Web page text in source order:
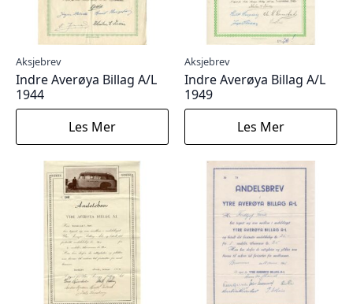
Aksjebrev
Indre Averøya Billag A/L
1944
Les Mer
Aksjebrev
Indre Averøya Billag A/L
1949
Les Mer